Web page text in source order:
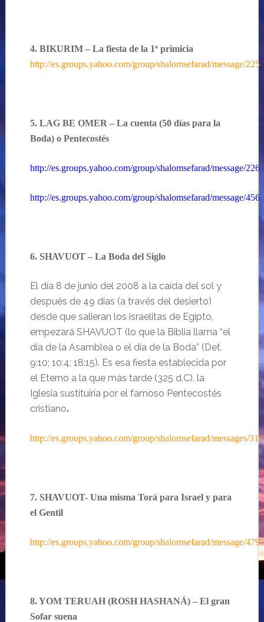
4. BIKURIM – La fiesta de la 1ª primicia
http://es.groups.yahoo.com/group/shalomsefarad/message/225
5. LAG BE OMER – La cuenta (50 días para la
Boda) o Pentecostés
http://es.groups.yahoo.com/group/shalomsefarad/message/226
http://es.groups.yahoo.com/group/shalomsefarad/message/456
6. SHAVUOT – La Boda del Siglo
El día 8 de junio del 2008 ala caída del sol y
después de 49 días (a través del desierto)
desde que salieran los israelitas de Egipto,
empezará SHAVUOT (lo que la Biblia llama “el
día de la Asamblea o el día de la Boda” (Det.
9:10; 10:4; 18:15). Es esa fiesta establecida por
el Eterno a la que más tarde (325 d.C), la
Iglesia sustituiría por el famoso Pentecostés
cristiano.
http://es.groups.yahoo.com/group/shalomsefarad/messages/311
7. SHAVUOT- Una misma Torá para Israel y para
el Gentil
http://es.groups.yahoo.com/group/shalomsefarad/message/479
8. YOM TERUAH (ROSH HASHANÁ) – El gran
Sofarsuena